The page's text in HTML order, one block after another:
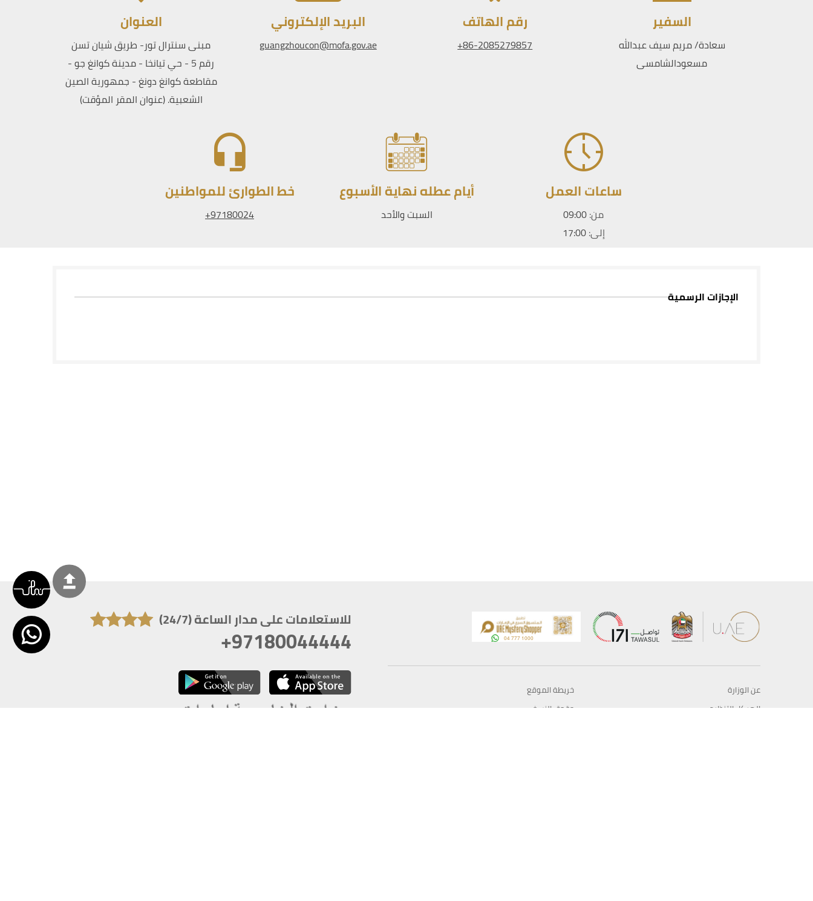
السفير
سعادة/ مريم سيف عبدالله
مسعودالشامسى
رقم الهاتف
86-2085279857+
البريد الإلكتروني
guangzhoucon@mofa.gov.ae
العنوان
مبنى سنترال تور- طريق شيان تسن
رقم 5 - حي تيانخا - مدينة كوانغ جو -
مقاطعة كوانغ دونغ - جمهورية الصين
الشعبية. (عنوان المقر المؤقت)
ساعات العمل
من:09:00
إلى:17:00
أيام عطله نهاية الأسبوع
السبت والأحد
خط الطوارئ للمواطنين
97180024+
الإجازات الرسمية
للاستعلامات على مدار الساعة (24/7)
+97180044444
عن الوزارة
الهيكل التنظيمي
خريطة الموقع
حقوق النسخ